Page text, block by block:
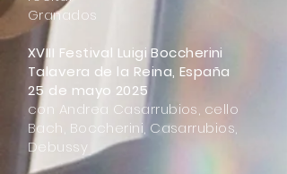
Granados
XVIII Festival Luigi Boccherini
Talavera de la Reina, España
25 de mayo 2025
con Andrea Casarrubios, cello
Bach, Boccherini, Casarrubios,
Debussy